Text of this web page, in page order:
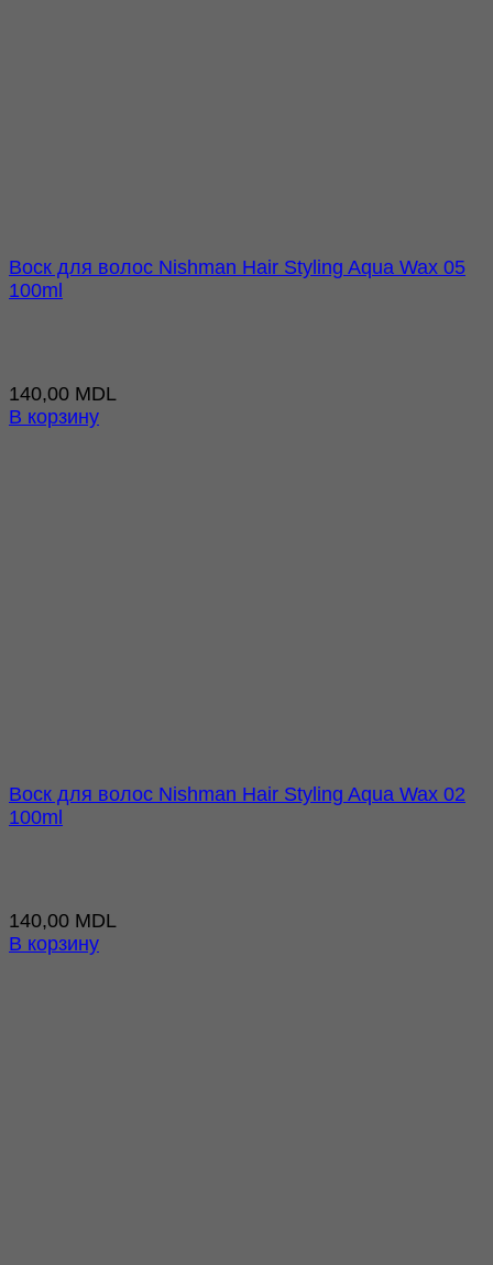
Воск для волос Nishman Hair Styling Aqua Wax 05
100ml
140,00 MDL
В корзину
Воск для волос Nishman Hair Styling Aqua Wax 02
100ml
140,00 MDL
В корзину